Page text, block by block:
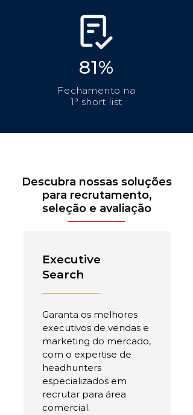
81%
Fechamento na
1ª short list
Descubra nossas soluções
para recrutamento,
seleção e avaliação
Executive
Search
Garanta os melhores
executivos de vendas e
marketing do mercado,
com o expertise de
headhunters
especializados em
recrutar para área
comercial.